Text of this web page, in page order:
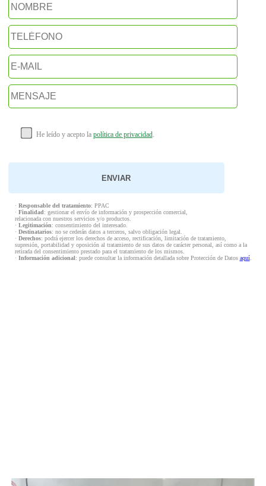
He leído y acepto la política de privacidad.
· Responsable del tratamiento: PPAC
· Finalidad: gestionar el envío de información y prospección comercial,
relacionada con nuestros servicios y/o productos.
· Legitimación: consentimiento del interesado.
· Destinatarios: no se cederán datos a terceros, salvo obligación legal.
· Derechos: podrá ejercer los derechos de acceso, rectificación, limitación de tratamiento,
supresión, portabilidad y oposición al tratamiento de sus datos de carácter personal, así como a la
retirada del consentimiento prestado para el tratamiento de los mismos.
· Información adicional: puede consultar la información detallada sobre Protección de Datos aquí.